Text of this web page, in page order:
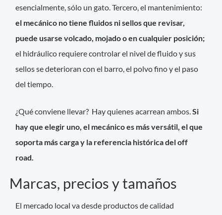
esencialmente, sólo un gato. Tercero, el mantenimiento:
el mecánico no tiene fluidos ni sellos que revisar,
puede usarse volcado, mojado o en cualquier posición;
el hidráulico requiere controlar el nivel de fluido y sus
sellos se deterioran con el barro, el polvo fino y el paso
del tiempo.
¿Qué conviene llevar? Hay quienes acarrean ambos.Si
hay que elegir uno, el mecánico es más versátil, el que
soporta más carga y la referencia histórica del off
road.
Marcas, precios y tamaños
El mercado local va desde productos de calidad